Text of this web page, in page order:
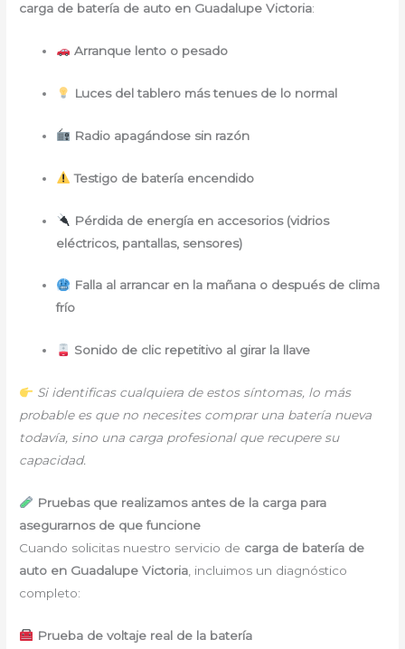
carga de batería de auto en Guadalupe Victoria:
Arranque lento o pesado
Luces del tablero más tenues de lo normal
Radio apagándose sin razón
Testigo de batería encendido
Pérdida de energía en accesorios (vidrios
eléctricos, pantallas, sensores)
Falla al arrancar en la mañana o después de clima
frío
Sonido de clic repetitivo al girar la llave
Si identificas cualquiera de estos síntomas, lo más
probable es que no necesites comprar una batería nueva
todavía, sino una carga profesional que recupere su
capacidad.
Pruebas que realizamos antes de la carga para
asegurarnos de que funcione
Cuando solicitas nuestro servicio de carga de batería de
auto en Guadalupe Victoria , incluimos un diagnóstico
completo:
Prueba de voltaje real de la batería